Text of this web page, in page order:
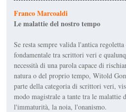
Franco Marcoaldi
Le malattie del nostro tempo
Se resta sempre valida l'antica
fondamentale tra scrittori veri e
necessità di una parola capace di
natura o del proprio tempo, Witold
parte della categoria di scrittori veri,
modo magistrale a tante tra le malattie
l'immaturità, la noia, l'onanismo.